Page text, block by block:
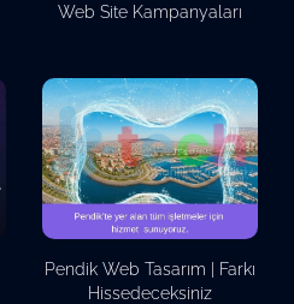
Web Site Kampanyaları
Pendik Web Tasarım | Farkı
Hissedeceksiniz